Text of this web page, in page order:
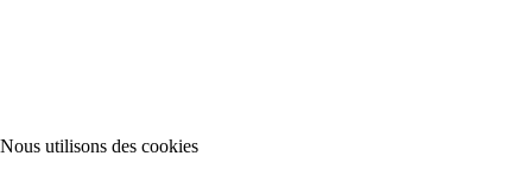
Nous utilisons des cookies